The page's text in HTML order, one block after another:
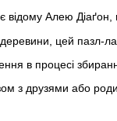
відому Алею Діаґон,
цей пазл-
в процесі
з друзями або